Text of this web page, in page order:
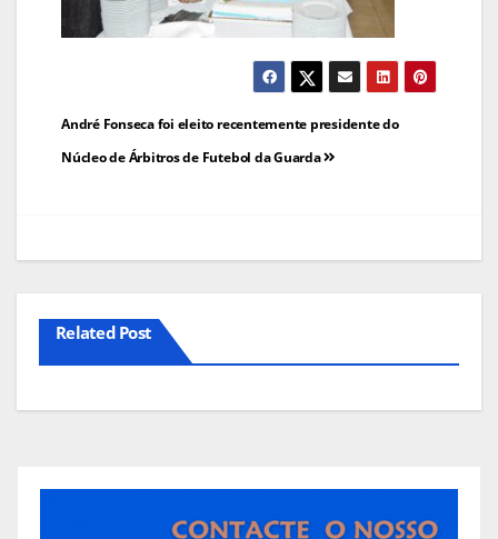
Navegação
de
André Fonseca foi eleito recentemente presidente do
Núcleo de Árbitros de Futebol da Guarda
Related Post